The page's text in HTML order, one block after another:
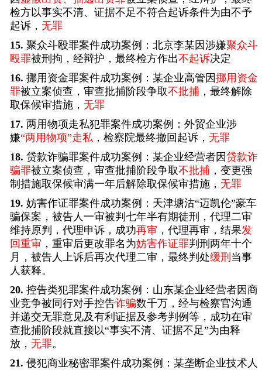
检方以事实不清、证据不足不符合起诉条件为由不予
起诉， 无罪
15. 聚众斗殴罪案件成功案例：北京李某因涉嫌聚众斗
殴罪被刑拘，经辩护，最终检方作出不起诉决定
16. 挪用资金罪案件成功案例：某企业高管因挪用资金
罪被立案侦查，审查批捕阶段争取不批捕 ，最终解除
取保候审措施， 无罪
17. 两用物项走私犯罪案件成功案例：外贸企业涉
嫌“两用物项”走私 ，检察院最终撤回起诉， 无罪
18. 贷款诈骗罪案件成功案例：某企业经营者因贷款诈
骗罪被立案侦查，审查批捕阶段争取不批捕 ，变更强
制措施取保候审满一年后解除取保候审措施， 无罪
19. 妨害作证罪案件成功案例：天津塘沽“迈凯伦”豪车
骗保案，被告人一审被判七年半有期徒刑，代理二审
维持原判，代理申诉，成功再审 ，代理再审，结果发
回重审 ，重审后更改罪名为妨害作证罪判刑两年十个
月，被告人上诉后再次代理二审，最终判处缓刑 当事
人获释。
20. 控告类犯罪案件成功案例：山东某企业经营者因商
业竞争被同行对手控告诈骗数千万，经与检察官沟通
并递交无罪意见及有利证据及参考判例等，成功在审
查批捕阶段就直接以“事实不清、证据不足”为由释
放， 无罪。
21. 侵犯商业秘密罪案件成功案例：某垄断企业技术人